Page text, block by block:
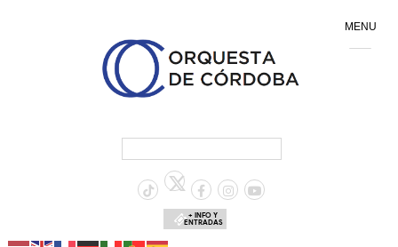
+ INFO Y
ENTRADAS
MENU